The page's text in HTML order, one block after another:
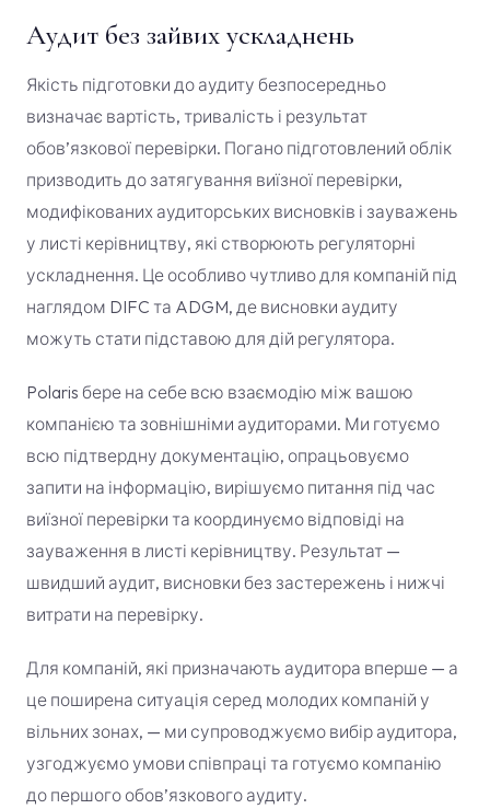
Аудит без зайвих ускладнень
Якість підготовки до аудиту безпосередньо
визначає вартість, тривалість і результат
обов’язкової перевірки. Погано підготовлений облік
призводить до затягування виїзної перевірки,
модифікованих аудиторських висновків і зауважень
у листі керівництву, які створюють регуляторні
ускладнення. Це особливо чутливо для компаній під
наглядом DIFC та ADGM, де висновки аудиту
можуть стати підставою для дій регулятора.
Polaris бере на себе всю взаємодію між вашою
компанією та зовнішніми аудиторами. Ми готуємо
всю підтвердну документацію, опрацьовуємо
запити на інформацію, вирішуємо питання під час
виїзної перевірки та координуємо відповіді на
зауваження в листі керівництву. Результат —
швидший аудит, висновки без застережень і нижчі
витрати на перевірку.
Для компаній, які призначають аудитора вперше — а
це поширена ситуація серед молодих компаній у
вільних зонах, — ми супроводжуємо вибір аудитора,
узгоджуємо умови співпраці та готуємо компанію
до першого обов’язкового аудиту.